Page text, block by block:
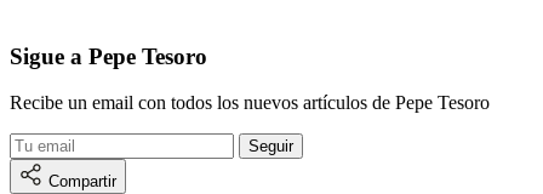
Sigue a Pepe Tesoro
Recibe un email con todos los nuevos artículos de Pepe Tesoro
Compartir